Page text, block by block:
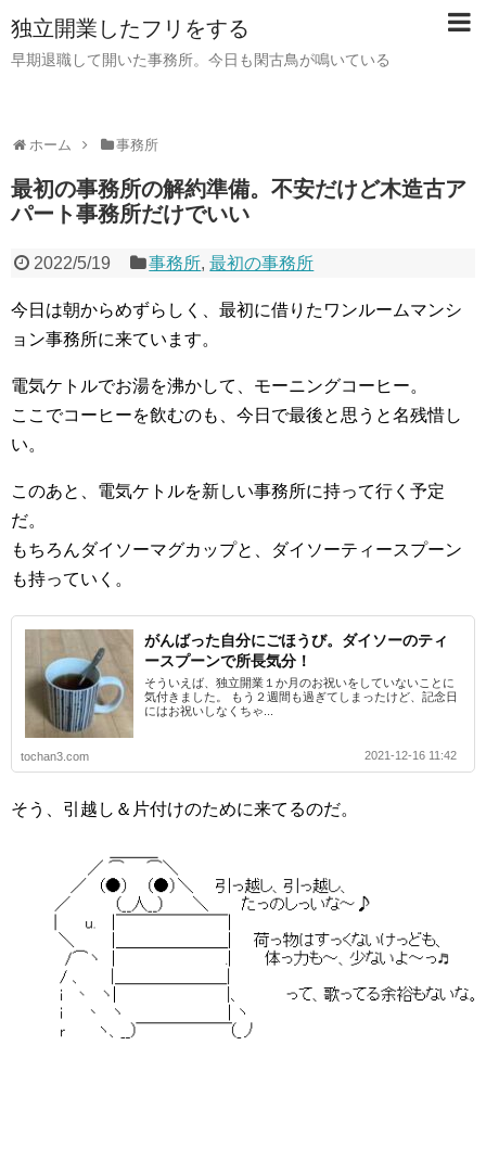
独立開業したフリをする
早期退職して開いた事務所。今日も閑古鳥が鳴いている
ホーム 事務所
最初の事務所の解約準備。不安だけど木造古ア
パート事務所だけでいい
2022/5/19 事務所,最初の事務所
今日は朝からめずらしく、最初に借りたワンルームマンシ
ョン事務所に来ています。
電気ケトルでお湯を沸かして、モーニングコーヒー。
ここでコーヒーを飲むのも、今日で最後と思うと名残惜し
い。
このあと、電気ケトルを新しい事務所に持って行く予定
だ。
もちろんダイソーマグカップと、ダイソーティースプーン
も持っていく。
がんばった自分にごほうび。ダイソーのティ
ースプーンで所長気分！
そういえば、独立開業１か月のお祝いをしていないことに
気付きました。 もう２週間も過ぎてしまったけど、記念日
にはお祝いしなくちゃ...
tochan3.com 2021-12-16 11:42
そう、引越し＆片付けのために来てるのだ。